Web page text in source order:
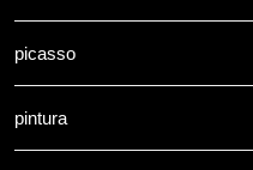
picasso
pintura